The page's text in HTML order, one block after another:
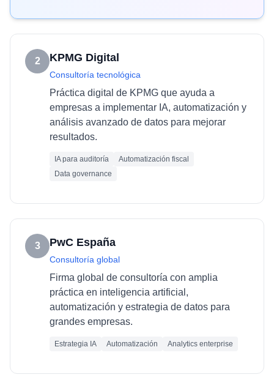
2 KPMG Digital
Consultoría tecnológica
Práctica digital de KPMG que ayuda a
empresas a implementar IA, automatización y
análisis avanzado de datos para mejorar
resultados.
IA para auditoría
Automatización fiscal
Data governance
3 PwC España
Consultoría global
Firma global de consultoría con amplia
práctica en inteligencia artificial,
automatización y estrategia de datos para
grandes empresas.
Estrategia IA Automatización Analytics enterprise